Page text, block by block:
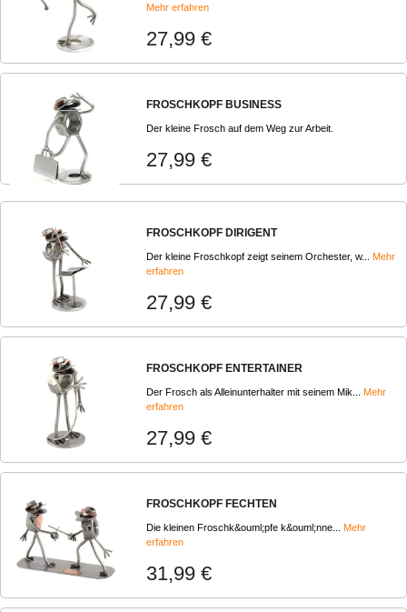
Mehr erfahren
27,99 €
FROSCHKOPF BUSINESS
Der kleine Frosch auf dem Weg zur Arbeit.
27,99 €
FROSCHKOPF DIRIGENT
Der kleine Froschkopf zeigt seinem Orchester, w... Mehr
erfahren
27,99 €
FROSCHKOPF ENTERTAINER
Der Frosch als Alleinunterhalter mit seinem Mik... Mehr
erfahren
27,99 €
FROSCHKOPF FECHTEN
Die kleinen Froschk&ouml;pfe k&ouml;nne... Mehr
erfahren
31,99 €